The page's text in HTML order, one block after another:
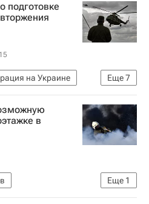
подготовке
Еще7
на Украине
Владимир Путин
Sunday Times
в
Еще 1